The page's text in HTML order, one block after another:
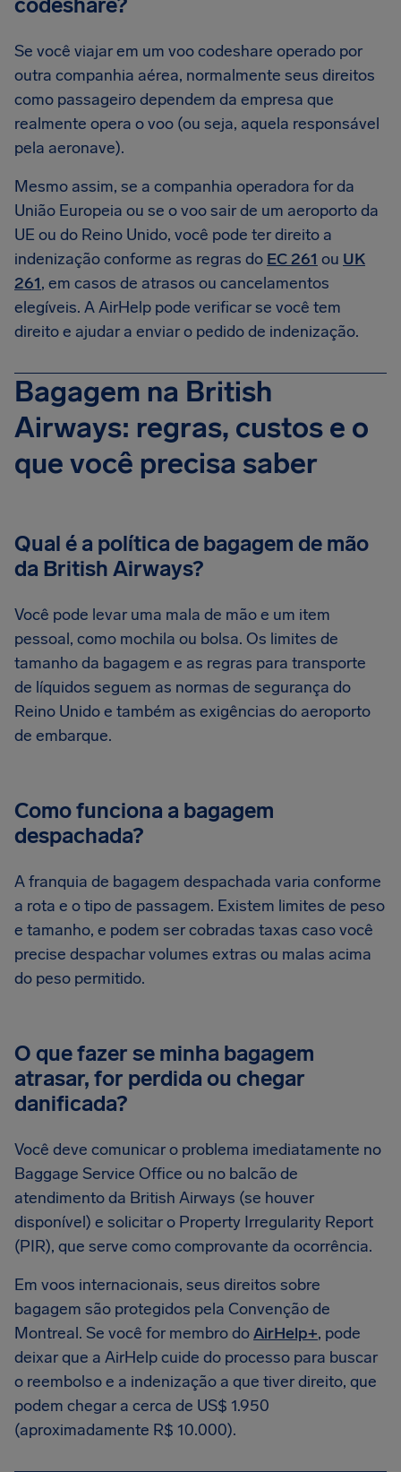
Se você viajar em um voo codeshare operado por
outra companhia aérea, normalmente seus direitos
como passageiro dependem da empresa que
realmente opera o voo (ou seja, aquela responsável
pela aeronave).
Mesmo assim, se a companhia operadora for da
União Europeia ou se o voo sair de um aeroporto da
UE ou do Reino Unido, você pode ter direito a
indenização conforme as regras do EC 261 ou UK
261, em casos de atrasos ou cancelamentos
elegíveis. A AirHelp pode verificar se você tem
direito e ajudar a enviar o pedido de indenização.
Bagagem na British
Airways: regras, custos e o
que você precisa saber
Qual é a política de bagagem de mão
da British Airways?
Você pode levar uma mala de mão e um item
pessoal, como mochila ou bolsa. Os limites de
tamanho da bagagem e as regras para transporte
de líquidos seguem as normas de segurança do
Reino Unido e também as exigências do aeroporto
de embarque.
Como funciona a bagagem
despachada?
A franquia de bagagem despachada varia conforme
a rota e o tipo de passagem. Existem limites de peso
e tamanho, e podem ser cobradas taxas caso você
precise despachar volumes extras ou malas acima
do peso permitido.
O que fazer se minha bagagem
atrasar, for perdida ou chegar
danificada?
Você deve comunicar o problema imediatamente no
Baggage Service Office ou no balcão de
atendimento da British Airways (se houver
disponível) e solicitar o Property Irregularity Report
(PIR), que serve como comprovante da ocorrência.
Em voos internacionais, seus direitos sobre
bagagem são protegidos pela Convenção de
Montreal. Se você for membro doAirHelp+, pode
deixar que a AirHelp cuide do processo para buscar
o reembolso e a indenização a que tiver direito, que
podem chegar a cerca de US$ 1.950
(aproximadamente R$ 10.000).